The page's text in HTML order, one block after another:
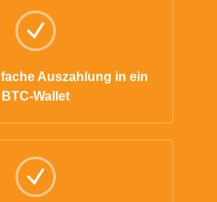
Auszahlung in ein
BTC-Wallet